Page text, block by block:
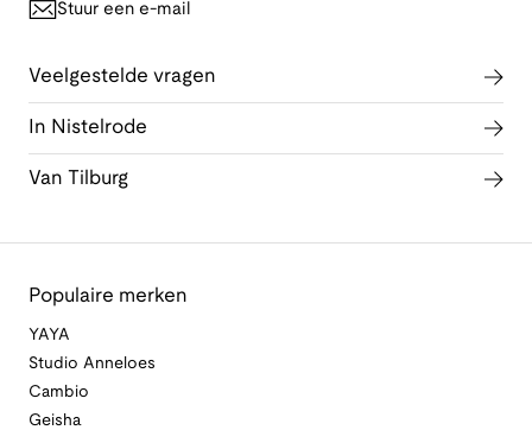
Stuur een e-mail
Veelgestelde vragen
In Nistelrode
Van Tilburg
Populaire merken
YAYA
Studio Anneloes
Cambio
Geisha